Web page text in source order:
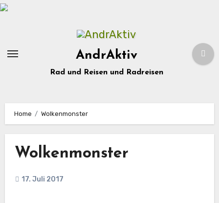
Zum
AndrAktiv
Rad und Reisen und Radreisen
Home Wolkenmonster
Wolkenmonster
17. Juli 2017